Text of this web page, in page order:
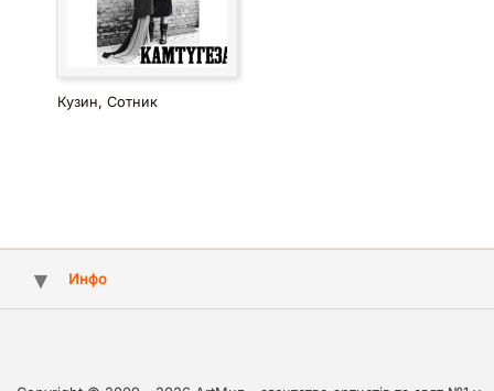
Кузин, Сотник
Инфо